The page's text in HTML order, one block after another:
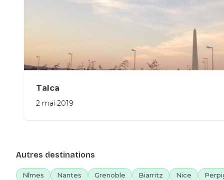
Talca
2 mai 2019
Autres destinations
Nîmes Nantes Grenoble Biarritz Nice